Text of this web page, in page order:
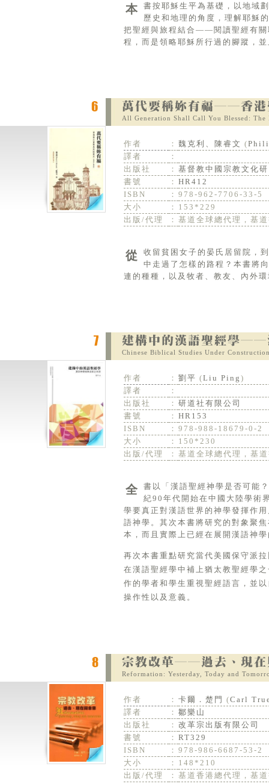
本書按耶穌生平為基礎，以地域劃分，從耶穌誕生至傳道的事蹟，耶穌受難週和復活昇天的歷程，期望讀者從
歷史和地理的角度，理解耶穌
把聖經與旅程結合——閱讀聖經有關
程，而是領略耶穌所行過的腳蹤，
All Generation Shall Call You Blessed:
作者 ： 魏克利、陳睿文 (
譯者
：
出版社
： 基督教中國宗教文化
書號
： HR412
ISBN
： 978-962-7706-33-5
大小
： 153*229
出版/代理
： 基道全球總代理，基
從收留貧困女子的晏氏居留院，到牧養香港島東部銅鑼灣地帶的一個牧區，香港聖公會聖馬利亞堂在這一百年
中走過了怎樣的路程？本書將
連的種種，以及牧者、教友、內外
Chinese Biblical Studies Under
作者 ： 劉平 (Liu Ping )
譯者
：
出版社
： 研道社有限公司
書號
： HR153
ISBN
： 978-988-18679-0-2
大小
： 150*230
出版/代理
： 基道全球總代理，基
全書以「漢語聖經神學是否可能？」這一提問展開自己的探索與思考。為達及此目的，首先本書試圖對二十世
紀90年代開始在中國大陸學術
學要真正對漢語世界的神學發揮作
語神學。其次本書將研究的對象聚
本，而且實際上已經在展開漢語神
再次本書重點研究當代美國保守派
在漢語聖經學中補上猶太教聖經學
作的學者和學生重視聖經語言，並
操作性以及意義。
Reformation: Yesterday, Today and
作者 ： 卡爾．楚門 (Carl
譯者
： 鄒樂山
出版社
： 改革宗出版有限公司
書號
： RT329
ISBN
： 978-986-6687-53-2
大小
： 148*210
出版/代理
： 基道香港總代理，基